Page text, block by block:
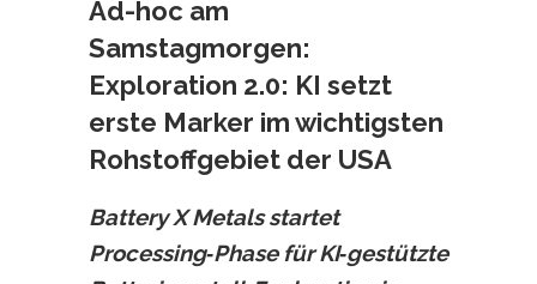
Ad-hoc am
Samstagmorgen:
Exploration 2.0: KI setzt
erste Marker im wichtigsten
Rohstoffgebiet der USA
Battery X Metals startet
Processing‑Phase für KI‑gestützte